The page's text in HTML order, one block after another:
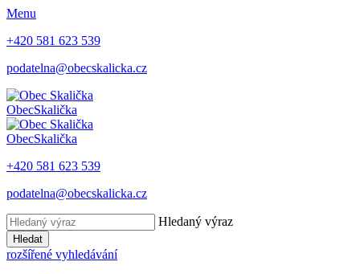
Menu
+420 581 623 539
podatelna@obecskalicka.cz
ObecSkalička
ObecSkalička
+420 581 623 539
podatelna@obecskalicka.cz
Hledaný výraz
Hledat
rozšířené vyhledávání